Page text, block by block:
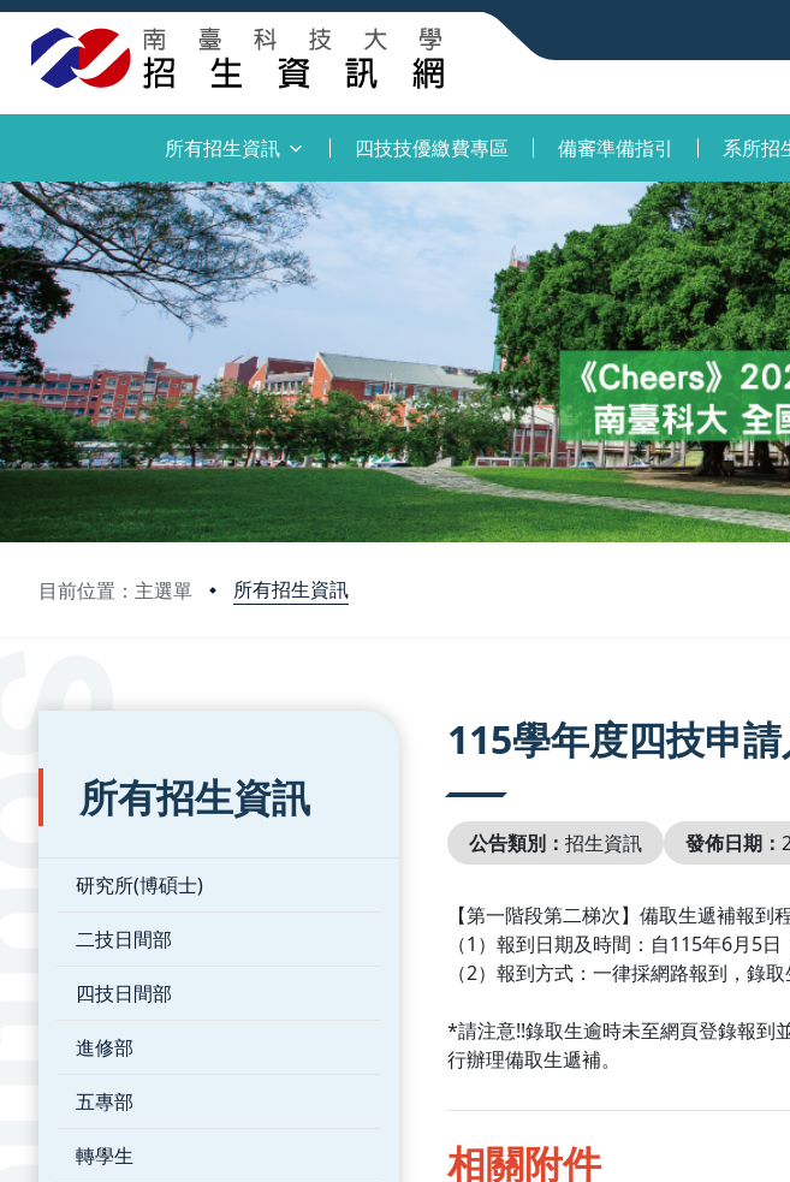
所有招生資訊 四技技優繳費專區 備審準備指引 系所招
目前位置：主選單 所有招生資訊
:::
所有招生資訊
研究所(博碩士)
二技日間部
四技日間部
進修部
五專部
轉學生
115學年度四技申
公告類別： 招生資訊 發佈日期：
【第一階段第二梯次】備取生遞補報到
（1）報到日期及時間：自115年6月5
（2）報到方式：一律採網路報到，錄
*請注意!!錄取生逾時未至網頁登錄報到
行辦理備取生遞補。
相關附件